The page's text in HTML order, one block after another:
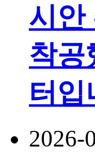
시안
착공
터입
2026-